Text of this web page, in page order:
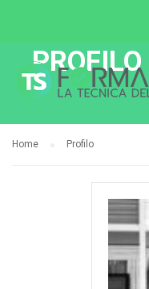
PROFILO
Home Profilo